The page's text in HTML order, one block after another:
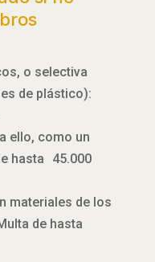
o selectiva
de plástico):
ello, como un
hasta 45.000
materiales de los
de hasta